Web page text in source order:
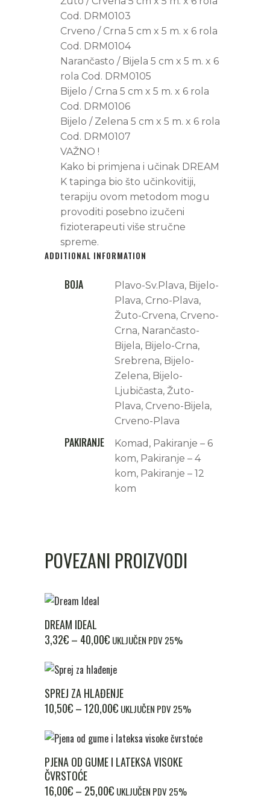
Cod. DRM0103
Crveno / Crna 5 cm x 5 m. x 6 rola
Cod. DRM0104
Narančasto / Bijela 5 cm x 5 m. x 6
rola Cod. DRM0105
Bijelo / Crna 5 cm x 5 m. x 6 rola
Cod. DRM0106
Bijelo / Zelena 5 cm x 5 m. x 6 rola
Cod. DRM0107
VAŽNO !
Kako bi primjena i učinak DREAM
K tapinga bio što učinkovitiji,
terapiju ovom metodom mogu
provoditi posebno izučeni
fizioterapeuti više stručne
spreme.
ADDITIONAL INFORMATION
BOJA
Plavo-Sv.Plava, Bijelo-
Plava, Crno-Plava,
Žuto-Crvena, Crveno-
Crna, Narančasto-
Bijela, Bijelo-Crna,
Srebrena, Bijelo-
Zelena, Bijelo-
Ljubičasta, Žuto-
Plava, Crveno-Bijela,
Crveno-Plava
PAKIRANJE
Komad, Pakiranje – 6
kom, Pakiranje – 4
kom, Pakiranje – 12
kom
POVEZANI PROIZVODI
proizvod
ima
više
varijanti.
Opcije
se
odabrati
na
stranici
proizvoda
DREAM IDEAL
3,32€– 40,00€RASPON
OD
3,32€
DO
40,00€
UKLJUČEN PDV 25%
proizvod
ima
više
varijanti.
Opcije
se
mogu
SPREJ ZA HLAĐENJE
10,50€–120,00€RASPON
OD
DO
UKLJUČEN PDV 25%
proizvod
ima
više
PJENA OD GUME I LATEKSA VISOKE
ČVRSTOĆE
16,00€– 25,00€RASPON
UKLJUČEN PDV 25%